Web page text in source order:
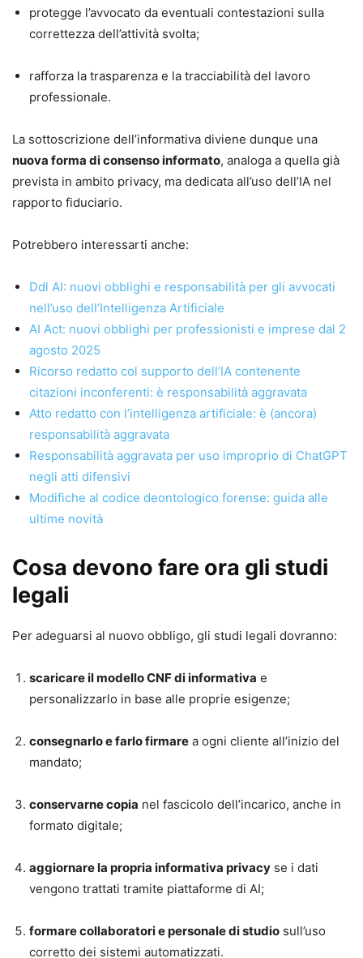
protegge l’avvocato da eventuali contestazioni sulla
correttezza dell’attività svolta;
rafforza la trasparenza e la tracciabilità del lavoro
professionale.
La sottoscrizione dell’informativa diviene dunque una
nuova forma di consenso informato, analoga a quella già
prevista in ambito privacy, ma dedicata all’uso dell’IA nel
rapporto fiduciario.
Potrebbero interessarti anche:
Ddl AI: nuovi obblighi e responsabilità per gli avvocati
nell’uso dell’Intelligenza Artificiale
AI Act: nuovi obblighi per professionisti e imprese dal 2
agosto 2025
Ricorso redatto col supporto dell’IA contenente
citazioni inconferenti: è responsabilità aggravata
Atto redatto con l’intelligenza artificiale: è (ancora)
responsabilità aggravata
Responsabilità aggravata per uso improprio di ChatGPT
negli atti difensivi
Modifiche al codice deontologico forense: guida alle
ultime novità
Cosa devono fare ora gli studi
legali
Per adeguarsi al nuovo obbligo, gli studi legali dovranno:
scaricare il modello CNF di informativa e
personalizzarlo in base alle proprie esigenze;
consegnarlo e farlo firmare a ogni cliente all’inizio del
mandato;
conservarne copia nel fascicolo dell’incarico, anche in
formato digitale;
aggiornare la propria informativa privacy se i dati
vengono trattati tramite piattaforme di AI;
formare collaboratori e personale di studio sull’uso
corretto dei sistemi automatizzati.